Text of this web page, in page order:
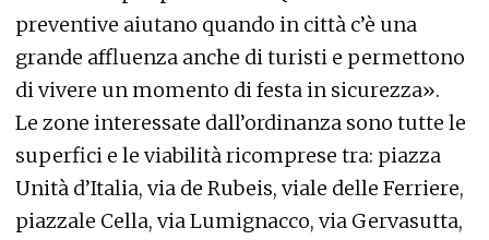
preventive aiutano quando in città c’è una
grande affluenza anche di turisti e permettono
di vivere un momento di festa in sicurezza».
Le zone interessate dall’ordinanza sono tutte le
superfici e le viabilità ricomprese tra: piazza
Unità d’Italia, via de Rubeis, viale delle Ferriere,
piazzale Cella, via Lumignacco, via Gervasutta,